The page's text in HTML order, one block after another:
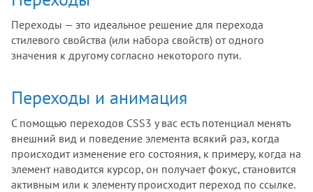
Переходы — это идеальное решение для перехода
стилевого свойства (или набора свойств) от одного
значения к другому согласно некоторого пути.
Переходы и анимация
С помощью переходов CSS3 у вас есть потенциал менять
внешний вид и поведение элемента всякий раз, когда
происходит изменение его состояния, к примеру, когда на
элемент наводится курсор, он получает фокус, становится
активным или к элементу происходит переход по ссылке.